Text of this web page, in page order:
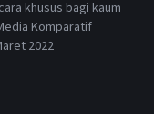
khusus bagi kaum
Komparatif
2022